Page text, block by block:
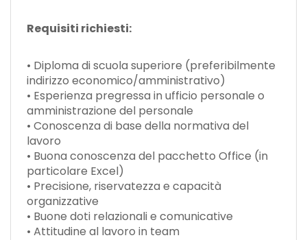
Requisiti richiesti:
• Diploma di scuola superiore (preferibilmente
indirizzo economico/amministrativo)
• Esperienza pregressa in ufficio personale o
amministrazione del personale
• Conoscenza di base della normativa del
lavoro
• Buona conoscenza del pacchetto Office (in
particolare Excel)
• Precisione, riservatezza e capacità
organizzative
• Buone doti relazionali e comunicative
• Attitudine al lavoro in team